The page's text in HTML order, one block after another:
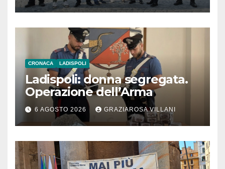
CRONACA LADISPOLI
Ladispoli: donna segregata.
Operazione dell’Arma
6 AGOSTO 2026 GRAZIAROSA VILLANI